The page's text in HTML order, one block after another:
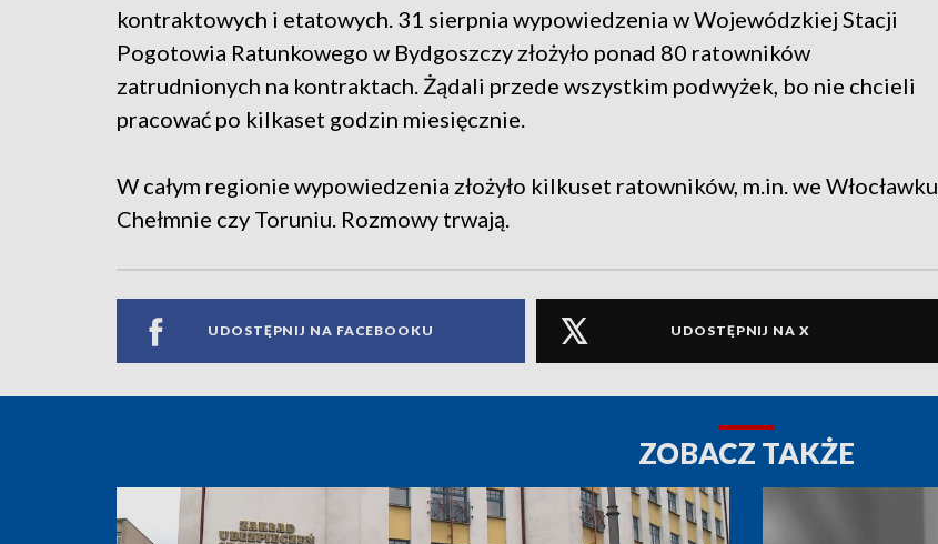
kontraktowych i etatowych. 31 sierpnia wypowiedzenia w Wojewódzkiej Stacji
Pogotowia Ratunkowego w Bydgoszczy złożyło ponad 80 ratowników
zatrudnionych na kontraktach. Żądali przede wszystkim podwyżek, bo nie chcieli
pracować po kilkaset godzin miesięcznie.
W całym regionie wypowiedzenia złożyło kilkuset ratowników, m.in. we Włocławku,
Chełmnie czy Toruniu. Rozmowy trwają.
UDOSTĘPNIJ NA FACEBOOKU UDOSTĘPNIJ NA X
ZOBACZ TAKŻE